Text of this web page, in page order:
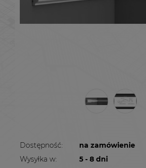
Dostępność:
na zamówienie
Wysyłka w:
5 - 8 dni